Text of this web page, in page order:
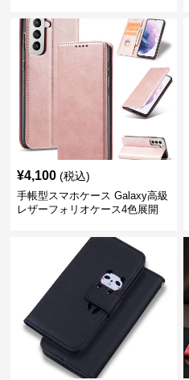
¥4,100 (税込)
手帳型スマホケース Galaxy高級
レザーフォリオケース4色展開